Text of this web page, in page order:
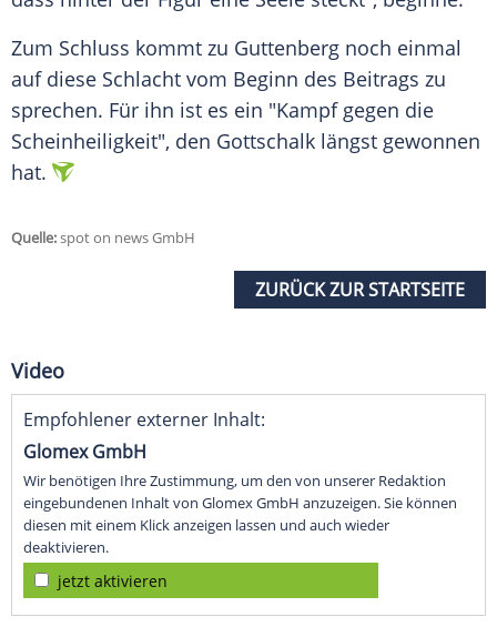
Zum Schluss kommt zu Guttenberg noch einmal
auf diese Schlacht vom Beginn des Beitrags zu
sprechen. Für ihn ist es ein "Kampf gegen die
Scheinheiligkeit", den Gottschalk längst gewonnen
hat.
Quelle:spot on news GmbH
ZURÜCK ZUR STARTSEITE
Video
Empfohlener externer Inhalt:
Glomex GmbH
Wir benötigen Ihre Zustimmung, um den von unserer Redaktion
eingebundenen Inhalt von Glomex GmbH anzuzeigen. Sie können
diesen mit einem Klick anzeigen lassen und auch wieder
deaktivieren.
jetzt aktivieren